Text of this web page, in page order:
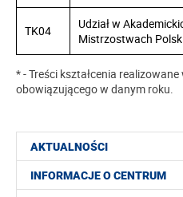
AKTUALNOŚCI
INFORMACJE O CENTRUM
TK04
Udział w
Mistrzostwach
* - Treści kształcenia
obowiązującego w danym roku.